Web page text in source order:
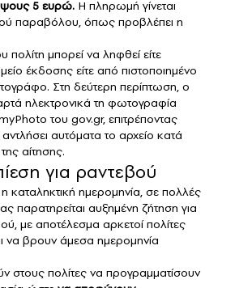
5 ευρώ. Η πληρωμή γίνεται
παραβόλου, όπως προβλέπει η
μπορεί να ληφθεί είτε
έκδοσης είτε από πιστοποιημένο
Στη δεύτερη περίπτωση, ο
ηλεκτρονικά τη φωτογραφία
του gov.gr, επιτρέποντας
αυτόματα το αρχείο κατά
αίτησης.
για ραντεβού
καταληκτική ημερομηνία, σε πολλές
παρατηρείται αυξημένη ζήτηση για
με αποτέλεσμα αρκετοί πολίτες
να βρουν άμεσα ημερομηνία
στους πολίτες να προγραμματίσουν